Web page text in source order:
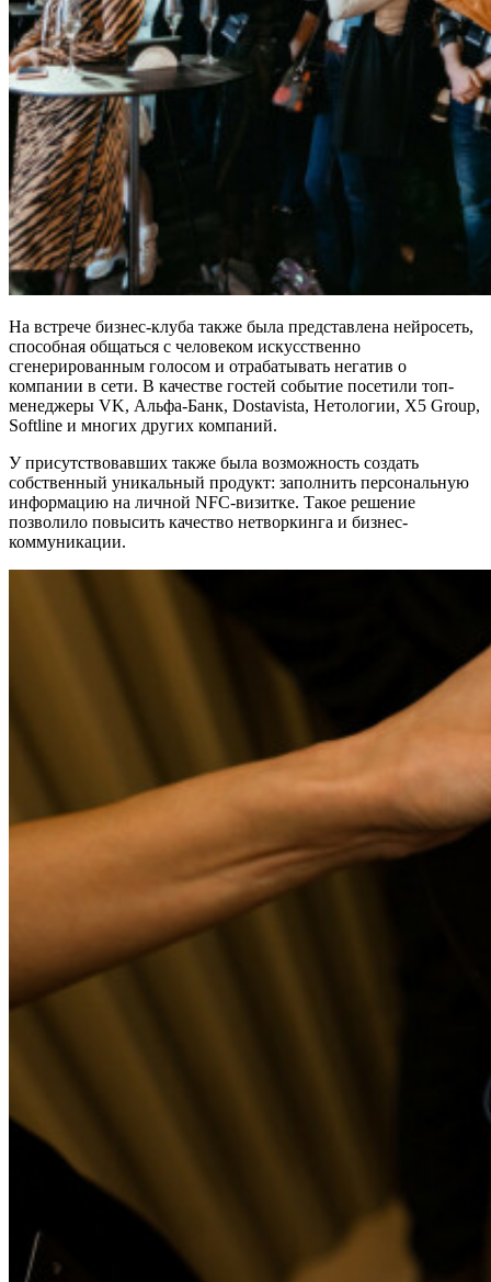
На встрече бизнес-клуба также была представлена нейросеть,
способная общаться с человеком искусственно
сгенерированным голосом и отрабатывать негатив о
компании в сети. В качестве гостей событие посетили топ-
менеджеры VK, Альфа-Банк, Dostavista, Нетологии, Х5 Group,
Softline и многих других компаний.
У присутствовавших также была возможность создать
собственный уникальный продукт: заполнить персональную
информацию на личной NFC-визитке. Такое решение
позволило повысить качество нетворкинга и бизнес-
коммуникации.